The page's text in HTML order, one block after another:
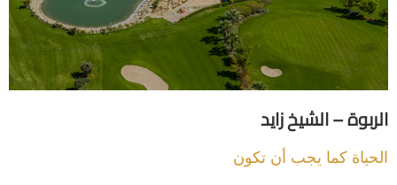
– الشيخ زايد
كما يجب أن تكون